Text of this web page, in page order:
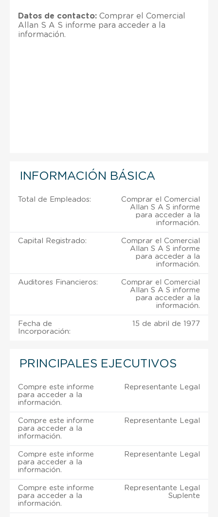
Datos de contacto: Comprar el Comercial
Allan S A S informe para acceder a la
información.
INFORMACIÓN BÁSICA
Total de Empleados:
Comprar el Comercial
Allan S A S informe
para acceder a la
información.
Capital Registrado:
Comprar el Comercial
Allan S A S informe
para acceder a la
información.
Auditores Financieros:
Comprar el Comercial
Allan S A S informe
para acceder a la
información.
Fecha de
Incorporación:
15 de abril de 1977
PRINCIPALES EJECUTIVOS
Compre este informe
para acceder a la
información.
Representante Legal
Compre este informe
para acceder a la
información.
Representante Legal
Compre este informe
para acceder a la
información.
Representante Legal
Compre este informe
para acceder a la
información.
Representante Legal
Suplente